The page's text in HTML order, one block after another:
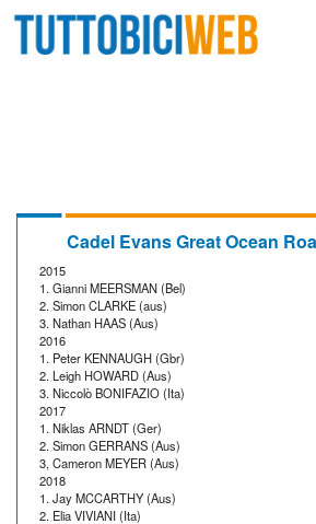
CALENDARIO
OSCAR
ALBI D'ORO
NEWSLETTER
Cadel Evans Great Ocean
2015
1. Gianni MEERSMAN (Bel)
2. Simon CLARKE (aus)
3. Nathan HAAS (Aus)
2016
1. Peter KENNAUGH (Gbr)
2. Leigh HOWARD (Aus)
3. Niccolò BONIFAZIO (Ita)
2017
1. Niklas ARNDT (Ger)
2. Simon GERRANS (Aus)
3, Cameron MEYER (Aus)
2018
1. Jay MCCARTHY (Aus)
2. Elia VIVIANI (Ita)